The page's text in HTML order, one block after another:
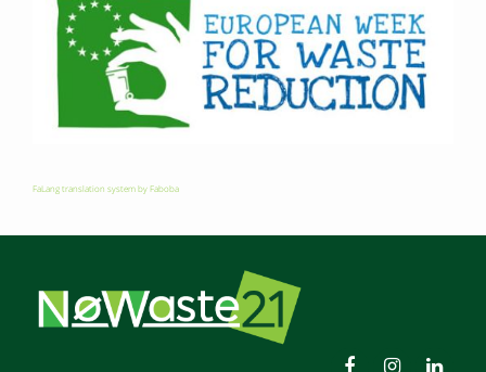
FaLang translation system by Faboba